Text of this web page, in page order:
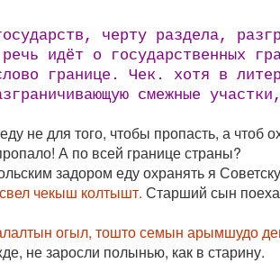
черту раздела,
идёт о государственных
границе. Чек. хотя в
смежные
не для того, чтобы пропасть, а чтоб
А по всей границе страны?
задором еду охранять я
чекыш колтышт. Старший сын
огыл, тошто семын арымшудо
не заросли полынью, как в старину.